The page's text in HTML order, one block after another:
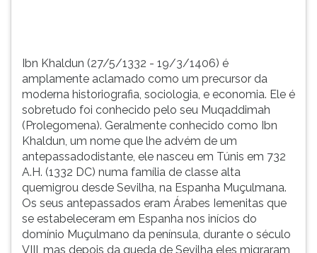
pausar
leitura
pressione
(primeira
tecla
esquerda
Ibn Khaldun (27/5/1332 - 19/3/1406) é
amplamente aclamado como um precursor da
moderna historiografia, sociologia, e economia. Ele é
sobretudo foi conhecido pelo seu Muqaddimah
(Prolegomena). Geralmente conhecido como Ibn
Khaldun, um nome que lhe advém de um
antepassadodistante, ele nasceu em Túnis em 732
A.H. (1332 DC) numa família de classe alta
quemigrou desde Sevilha, na Espanha Muçulmana.
Os seus antepassados eram Árabes Iemenitas que
se estabeleceram em Espanha nos inícios do
domínio Muçulmano da península, durante o século
VIII, mas depois da queda de Sevilha eles migraram